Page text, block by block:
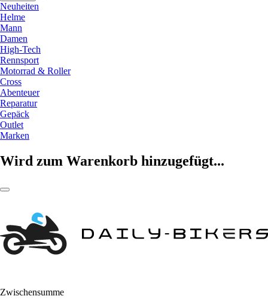
Neuheiten
Helme
Mann
Damen
High-Tech
Rennsport
Motorrad & Roller
Cross
Abenteuer
Reparatur
Gepäck
Outlet
Marken
Wird zum Warenkorb hinzugefügt...
Zwischensumme